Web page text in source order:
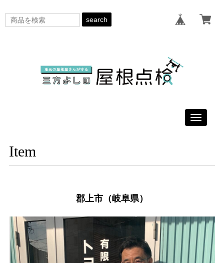
search
Toggle
Item
郡上市（岐阜県）